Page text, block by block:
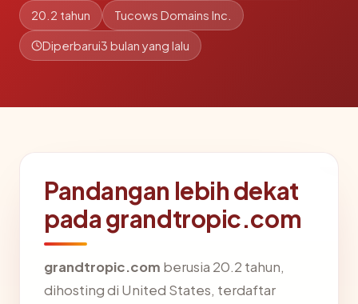
20.2 tahun Tucows Domains Inc.
Diperbarui3 bulan yang lalu
Pandangan lebih dekat
pada grandtropic.com
grandtropic.com berusia 20.2 tahun,
dihosting di United States, terdaftar